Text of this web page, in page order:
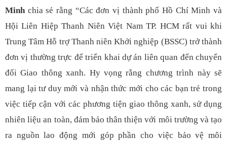
Minhchia sẻ rằng “Các đơn vị thành phố Hồ Chí Minh và
Hội Liên Hiệp Thanh Niên Việt Nam TP. HCM rất vui khi
Trung Tâm Hỗ trợ Thanh niên Khởi nghiệp (BSSC) trở thành
đơn vị thường trực để triển khai dự án liên quan đến chuyển
đổi Giao thông xanh. Hy vọng rằng chương trình này sẽ
mang lại tư duy mới và nhận thức mới cho các bạn trẻ trong
việc tiếp cận với các phương tiện giao thông xanh, sử dụng
nhiên liệu an toàn, đảm bảo thân thiện với môi trường và tạo
ra nguồn lao động mới góp phần cho việc bảo vệ môi